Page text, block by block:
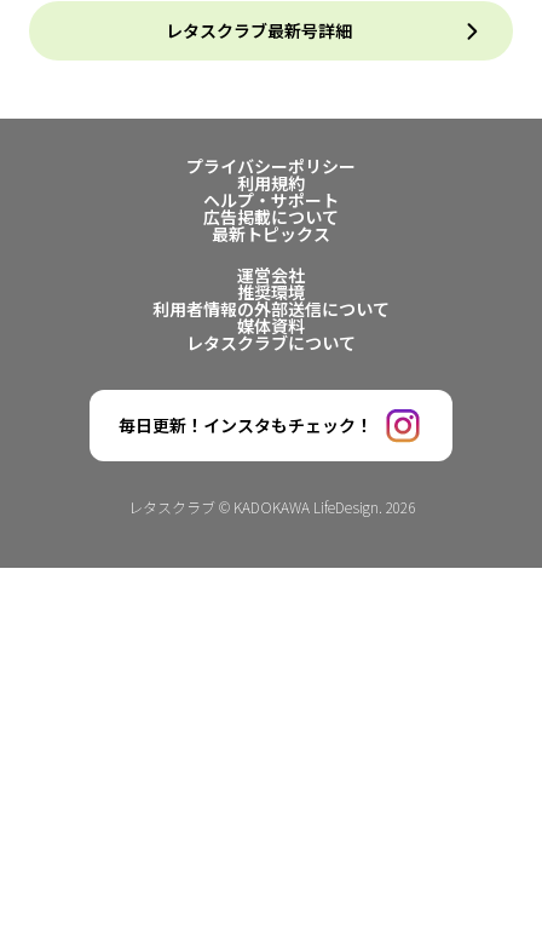
レタスクラブ最新号詳細
プライバシーポリシー
利用規約
ヘルプ・サポート
広告掲載について
最新トピックス
運営会社
推奨環境
利用者情報の外部送信について
媒体資料
レタスクラブについて
毎日更新！インスタもチェック！
レタスクラブ © KADOKAWA LifeDesign. 2026